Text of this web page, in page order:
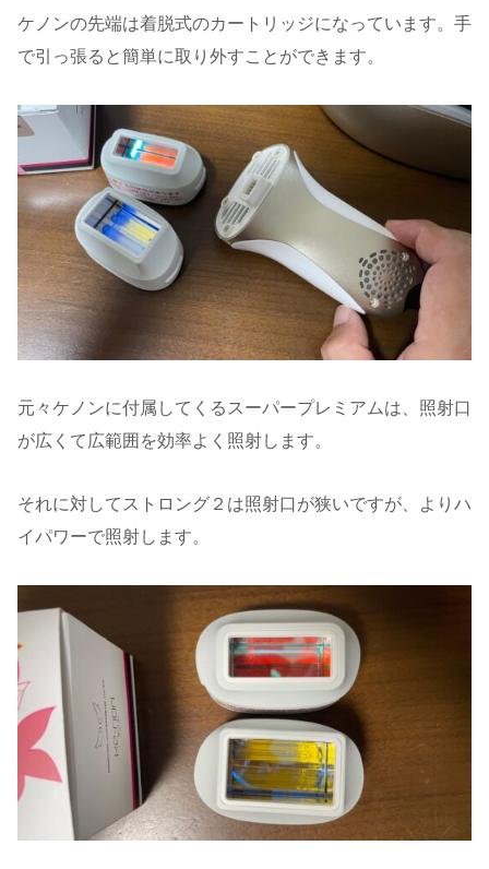
ケノンの先端は着脱式のカートリッジになっています。手
で引っ張ると簡単に取り外すことができます。
元々ケノンに付属してくるスーパープレミアムは、照射口
が広くて広範囲を効率よく照射します。
それに対してストロング２は照射口が狭いですが、よりハ
イパワーで照射します。